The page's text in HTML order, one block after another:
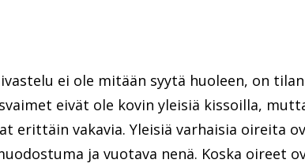
ei ole mitään syytä huoleen, on
eivät ole kovin yleisiä kissoilla,
erittäin vakavia. Yleisiä varhaisia oireita
ja vuotava nenä. Koska oireet